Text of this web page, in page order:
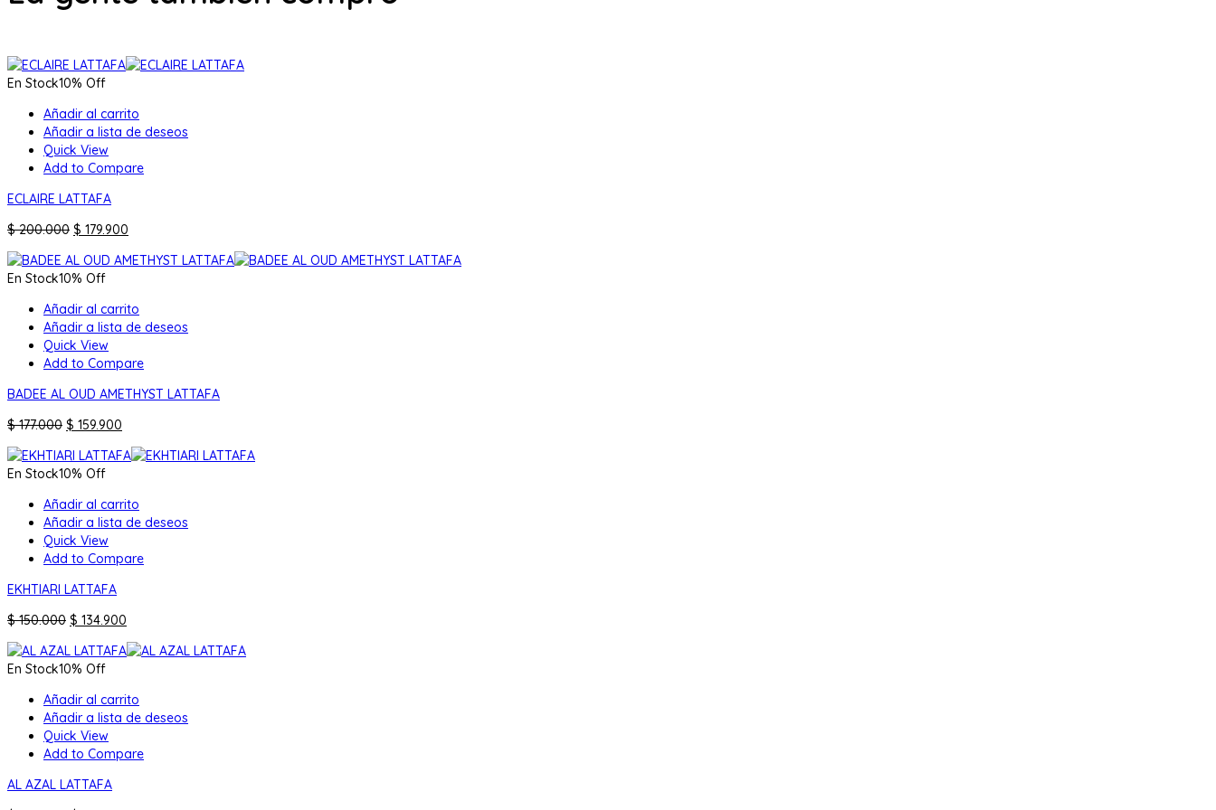
En Stock10% Off
Añadir al carrito
Añadir a lista de deseos
Quick View
Add to Compare
ECLAIRE LATTAFA
$200.000 El
original
era:
$ 200.000.
$ 179.900
actual
En Stock10% Off
Añadir al carrito
Añadir a lista de deseos
Quick View
Add to Compare
BADEE AL OUD AMETHYST LATTAFA
$177.000 El
original
era:
$ 177.000.
$ 159.900
actual
$ 159.900.
En Stock10% Off
Añadir al carrito
Añadir a lista de deseos
Quick View
Add to Compare
EKHTIARI LATTAFA
$150.000 El
original
era:
$ 150.000.
$ 134.900
actual
En Stock10% Off
Añadir al carrito
Añadir a lista de deseos
Quick View
Add to Compare
AL AZAL LATTAFA